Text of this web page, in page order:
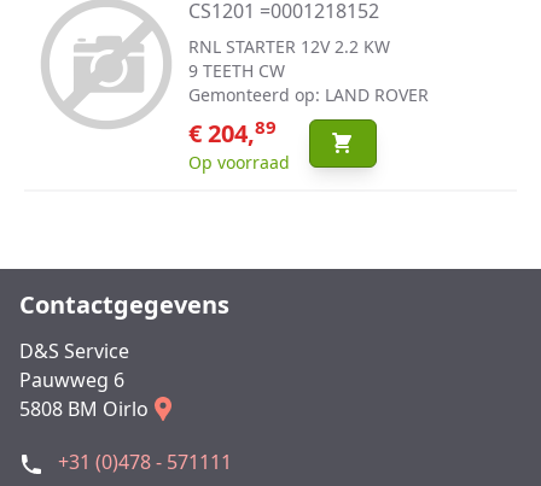
CS1201 =0001218152
RNL STARTER 12V 2.2 KW
9 TEETH CW
Gemonteerd op: LAND ROVER
€ 204,89
Op voorraad
Contactgegevens
D&S Service
Pauwweg 6
5808 BM Oirlo
+31 (0)478 - 571111